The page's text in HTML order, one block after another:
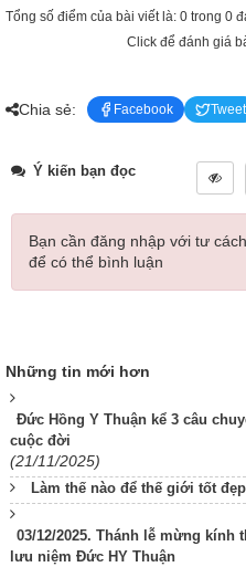
Tổng số điểm của bài viết là: 0 trong 0
Click để đánh giá
Chia sẻ: Facebook Tweet
Ý kiến bạn đọc
Bạn cần đăng nhập với tư
để có thể bình luận
Những tin mới hơn
Đức Hồng Y Thuận kể 3 câu
cuộc đời
(21/11/2025)
Làm thế nào để thế giới tốt
03/12/2025. Thánh lễ mừng kính
lưu niệm Đức HY Thuận